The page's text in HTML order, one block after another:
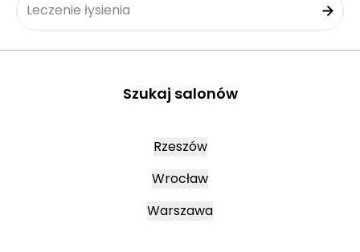
Leczenie łysienia
Szukaj salonów
Rzeszów
Wrocław
Warszawa